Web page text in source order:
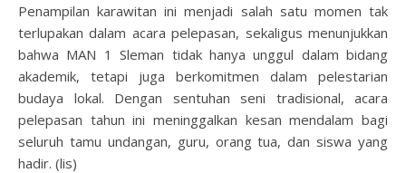
Penampilan karawitan ini menjadi salah satu momen tak
terlupakan dalam acara pelepasan, sekaligus menunjukkan
bahwa MAN 1 Sleman tidak hanya unggul dalam bidang
akademik, tetapi juga berkomitmen dalam pelestarian
budaya lokal. Dengan sentuhan seni tradisional, acara
pelepasan tahun ini meninggalkan kesan mendalam bagi
seluruh tamu undangan, guru, orang tua, dan siswa yang
hadir. (lis)